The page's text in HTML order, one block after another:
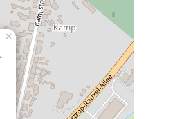
damit Sie die hier
×